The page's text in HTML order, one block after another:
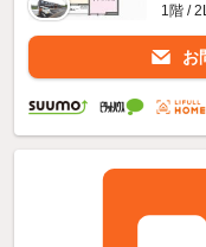
1階 /
お